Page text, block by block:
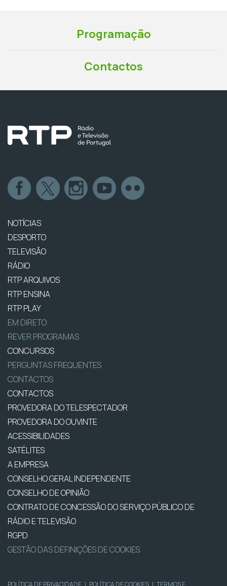
Programação
Contactos
NOTÍCIAS
DESPORTO
TELEVISÃO
RÁDIO
RTP ARQUIVOS
RTP ENSINA
RTP PLAY
EM DIRETO
REVER PROGRAMAS
CONCURSOS
PERGUNTAS FREQUENTES
CONTACTOS
CONTACTOS
PROVEDORA DO TELESPECTADOR
PROVEDORA DO OUVINTE
ACESSIBILIDADES
SATÉLITES
A EMPRESA
CONSELHO GERAL INDEPENDENTE
CONSELHO DE OPINIÃO
CONTRATO DE CONCESSÃO DO SERVIÇO PÚBLICO DE
RÁDIO E TELEVISÃO
RGPD
GESTÃO DAS DEFINIÇÕES DE COOKIES
POLÍTICA DE PRIVACIDADE | POLÍTICA DE COOKIES | TERMOS E